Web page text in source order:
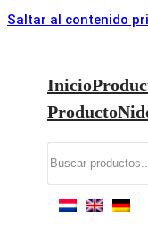
Saltar al contenido
Inicio
Producto